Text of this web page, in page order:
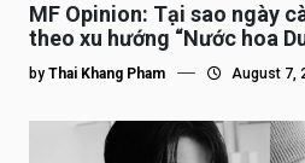
MF Opinion: Tại sao ngày
theo xu hướng “Nước hoa
by Thai Khang Pham August 7,